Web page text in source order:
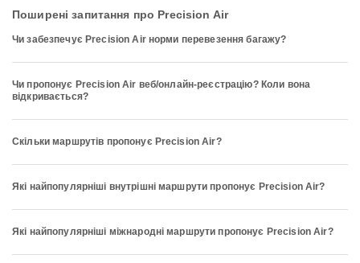
Поширені запитання про Precision Air
Чи забезпечує Precision Air норми перевезення багажу?
Чи пропонує Precision Air веб/онлайн-реєстрацію? Коли вона
відкривається?
Скільки маршрутів пропонує Precision Air?
Які найпопулярніші внутрішні маршрути пропонує Precision Air?
Які найпопулярніші міжнародні маршрути пропонує Precision Air?